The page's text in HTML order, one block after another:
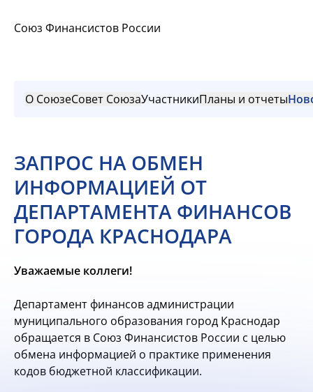
Союз Финансистов России
О СоюзеСовет СоюзаУчастникиПланы и отчеты
ЗАПРОС НА ОБМЕН
ИНФОРМАЦИЕЙ ОТ
ДЕПАРТАМЕНТА ФИНАНСОВ
ГОРОДА КРАСНОДАРА
Уважаемые коллеги!
Департамент финансов администрации
муниципального образования город Краснодар
обращается в Союз Финансистов России с целью
обмена информацией о практике применения
кодов бюджетной классификации.